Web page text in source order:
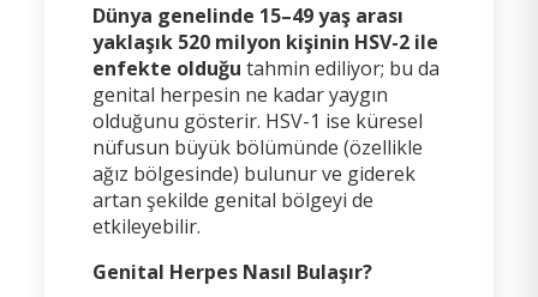
Dünya genelinde 15–49 yaş arası
yaklaşık 520 milyon kişinin HSV-2 ile
enfekte olduğu tahmin ediliyor; bu da
genital herpesin ne kadar yaygın
olduğunu gösterir. HSV-1 ise küresel
nüfusun büyük bölümünde (özellikle
ağız bölgesinde) bulunur ve giderek
artan şekilde genital bölgeyi de
etkileyebilir.
Genital Herpes Nasıl Bulaşır?